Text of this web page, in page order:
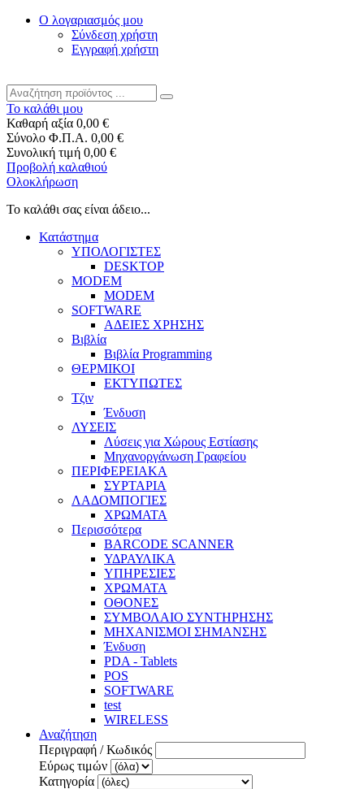
Ο λογαριασμός μου
Σύνδεση χρήστη
Εγγραφή χρήστη
Το καλάθι μου
Καθαρή αξία 0,00 €
Σύνολο Φ.Π.Α. 0,00 €
Συνολική τιμή 0,00 €
Προβολή καλαθιού
Ολοκλήρωση
Το καλάθι σας είναι άδειο...
Κατάστημα
ΥΠΟΛΟΓΙΣΤΕΣ
DESKTOP
MODEM
MODEM
SOFTWARE
ΑΔΕΙΕΣ ΧΡΗΣΗΣ
Βιβλία
Βιβλία Programming
ΘΕΡΜΙΚΟΙ
ΕΚΤΥΠΩΤΕΣ
Τζιν
Ένδυση
ΛΥΣΕΙΣ
Λύσεις για Χώρους Εστίασης
Μηχανοργάνωση Γραφείου
ΠΕΡΙΦΕΡΕΙΑΚΑ
ΣΥΡΤΑΡΙΑ
ΛΑΔΟΜΠΟΓΙΕΣ
ΧΡΩΜΑΤΑ
Περισσότερα
BARCODE SCANNER
ΥΔΡΑΥΛΙΚΑ
ΥΠΗΡΕΣΙΕΣ
ΧΡΩΜΑΤΑ
ΟΘΟΝΕΣ
ΣΥΜΒΟΛΑΙΟ ΣΥΝΤΗΡΗΣΗΣ
ΜΗΧΑΝΙΣΜΟΙ ΣΗΜΑΝΣΗΣ
Ένδυση
PDA - Tablets
POS
SOFTWARE
test
WIRELESS
Αναζήτηση
Περιγραφή / Κωδικός
Εύρως τιμών
Κατηγορία